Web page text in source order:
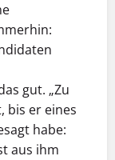
gut. „Zu
bis er eines
habe:
aus ihm